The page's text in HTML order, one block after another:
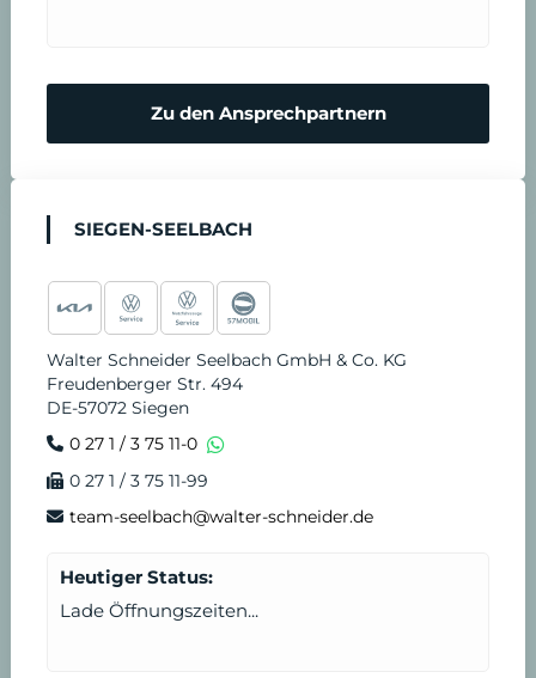
Zu den Ansprechpartnern
SIEGEN-SEELBACH
Walter Schneider Seelbach GmbH & Co. KG
Freudenberger Str. 494
DE-57072 Siegen
0 27 1 / 3 75 11-0
0 27 1 / 3 75 11-99
team-seelbach@walter-schneider.de
Heutiger Status:
Lade Öffnungszeiten...